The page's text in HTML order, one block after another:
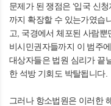
문제가 된 쟁점은 ‘입국 신
까지 확장할 수 있는가였습
고, 국경에서 체포된 사람
비시민권자들까지 이 범주
대상자들은 법원 심리가 끝
한 석방 기회도 박탈됩니다.
그러나 항소법원은 이러한